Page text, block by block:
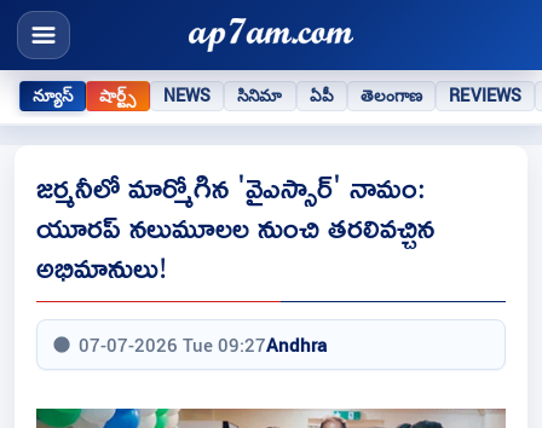
న్యూస్ షార్ట్స్ NEWS సినిమా ఏపీ తెలంగాణ REVIEWS
జర్మనీలో మార్మోగిన 'వైఎస్సార్' నామం:
యూరప్ నలుమూలల నుంచి తరలివచ్చిన
అభిమానులు!
07-07-2026 Tue 09:27Andhra